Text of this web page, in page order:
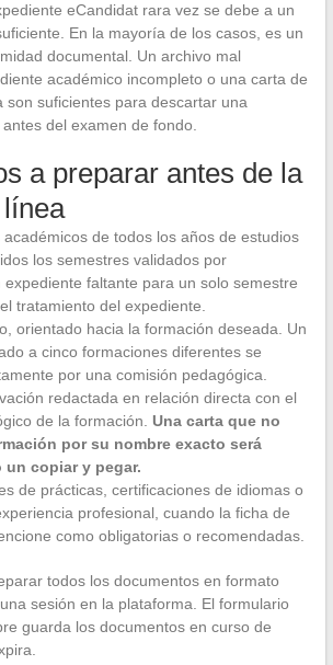
eCandidat rara vez se debe a un
En la mayoría de los casos, es un
documental. Un archivo mal
académico incompleto o una carta de
son suficientes para descartar una
del examen de fondo.
a preparar antes de la
de todos los años de estudios
los semestres validados por
expediente faltante para un solo semestre
tratamiento del expediente.
orientado hacia la formación deseada. Un
a cinco formaciones diferentes se
por una comisión pedagógica.
redactada en relación directa con el
de la formación. Una carta que no
por su nombre exacto será
un copiar y pegar.
de prácticas, certificaciones de idiomas o
profesional, cuando la ficha de
como obligatorias o recomendadas.
todos los documentos en formato
sesión en la plataforma. El formulario
guarda los documentos en curso de